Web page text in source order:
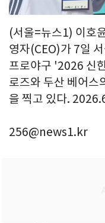
(서울=뉴스1) 이호
영자(CEO)가 7일
프로야구 '2026 신
로즈와 두산 베어스
을 찍고 있다.
256@news1.kr